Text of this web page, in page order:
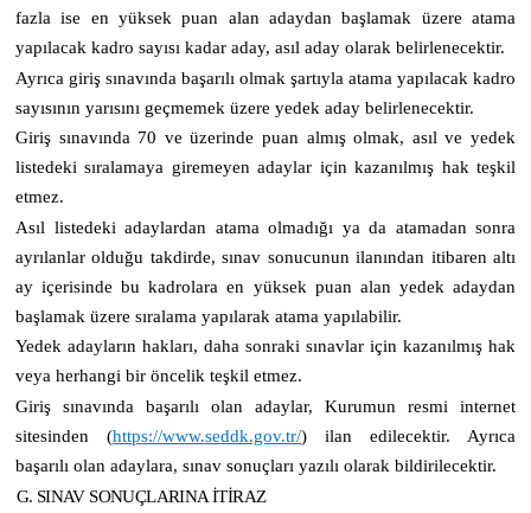
fazla ise en yüksek puan alan adaydan başlamak üzere atama
yapılacak kadro sayısı kadar aday, asıl aday olarak belirlenecektir.
Ayrıca giriş sınavında başarılı olmak şartıyla atama yapılacak kadro
sayısının yarısını geçmemek üzere yedek aday belirlenecektir.
Giriş sınavında 70 ve üzerinde puan almış olmak, asıl ve yedek
listedeki sıralamaya giremeyen adaylar için kazanılmış hak teşkil
etmez.
Asıl listedeki adaylardan atama olmadığı ya da atamadan sonra
ayrılanlar olduğu takdirde, sınav sonucunun ilanından itibaren altı
ay içerisinde bu kadrolara en yüksek puan alan yedek adaydan
başlamak üzere sıralama yapılarak atama yapılabilir.
Yedek adayların hakları, daha sonraki sınavlar için kazanılmış hak
veya herhangi bir öncelik teşkil etmez.
Giriş sınavında başarılı olan adaylar, Kurumun resmi internet
sitesinden (https://www.seddk.gov.tr/) ilan edilecektir. Ayrıca
başarılı olan adaylara, sınav sonuçları yazılı olarak bildirilecektir.
G. SINAV SONUÇLARINA İTİRAZ